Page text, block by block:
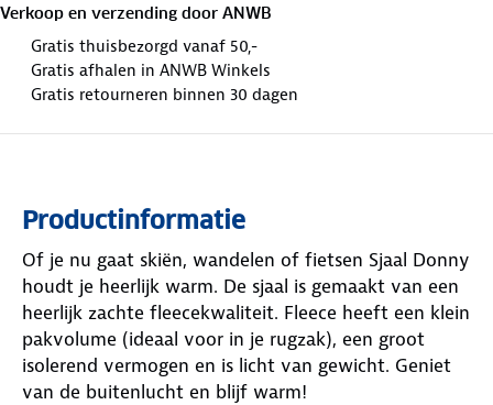
Verkoop en verzending door ANWB
Gratis thuisbezorgd vanaf 50,-
Gratis afhalen in ANWB Winkels
Gratis retourneren binnen 30 dagen
Productinformatie
Of je nu gaat skiën, wandelen of fietsen Sjaal Donny
houdt je heerlijk warm. De sjaal is gemaakt van een
heerlijk zachte fleecekwaliteit. Fleece heeft een klein
pakvolume (ideaal voor in je rugzak), een groot
isolerend vermogen en is licht van gewicht. Geniet
van de buitenlucht en blijf warm!